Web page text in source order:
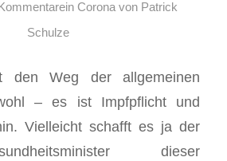
in Corona von Patrick
Schulze
den Weg der allgemeinen
– es ist Impfpflicht und
Vielleicht schafft es ja der
dieser